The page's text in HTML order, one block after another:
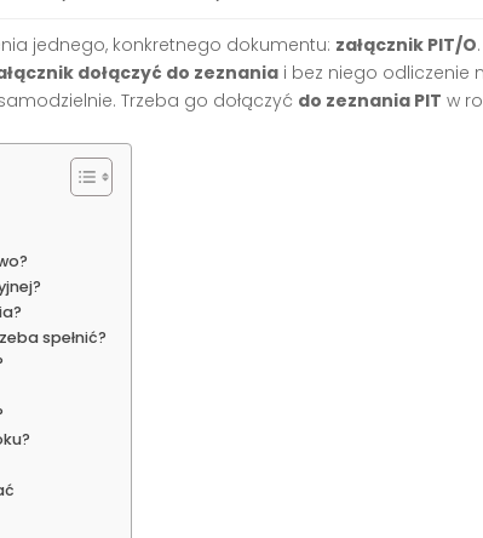
jednego, konkretnego dokumentu: załącznik PIT/O
dołączyć do zeznania i bez niego odliczenie
Trzeba go dołączyć do zeznania PIT w
spełnić?